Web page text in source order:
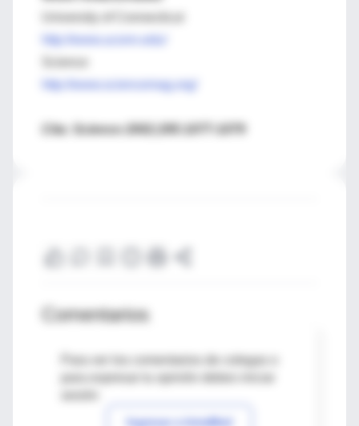
http://www.sciencemag.org/
Cita: Science 2002;295:1077-1079
Comentarios
Para ver los comentarios de colegas o
Ingresar a IntraMed